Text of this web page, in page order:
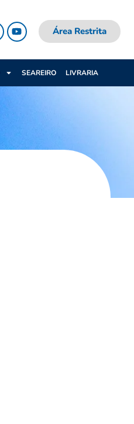
Área Restrita
SEAREIRO LIVRARIA